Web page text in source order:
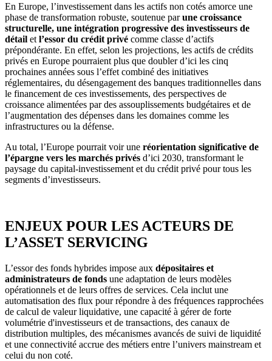
En Europe, l’investissement dans les actifs non cotés amorce une
phase de transformation robuste, soutenue parune croissance
structurelle, une intégration progressive des investisseurs de
détail et l’essor du crédit privé comme classe d’actifs
prépondérante. En effet, selon les projections, les actifs de crédits
privés en Europe pourraient plus que doubler d’ici les cinq
prochaines années sous l’effet combiné des initiatives
réglementaires, du désengagement des banques traditionnelles dans
le financement de ces investissements, des perspectives de
croissance alimentées par des assouplissements budgétaires et de
l’augmentation des dépenses dans les domaines comme les
infrastructures ou la défense.
Au total, l’Europe pourrait voir une réorientation significative de
l’épargne vers les marchés privés d’ici 2030, transformant le
paysage du capital-investissement et du crédit privé pour tous les
segments d’investisseurs.
ENJEUX POUR LES ACTEURS DE
L’ASSET SERVICING
L’essor des fonds hybrides impose aux dépositaires et
administrateurs de fonds une adaptation de leurs modèles
opérationnels et de leurs offres de services. Cela inclut une
automatisation des flux pour répondre à des fréquences rapprochées
de calcul de valeur liquidative, une capacité à gérer de forte
volumétrie d'investisseurs et de transactions, des canaux de
distribution multiples, des mécanismes avancés de suivi de liquidité
et une connectivité accrue des métiers entre l’univers mainstream et
celui du non coté.